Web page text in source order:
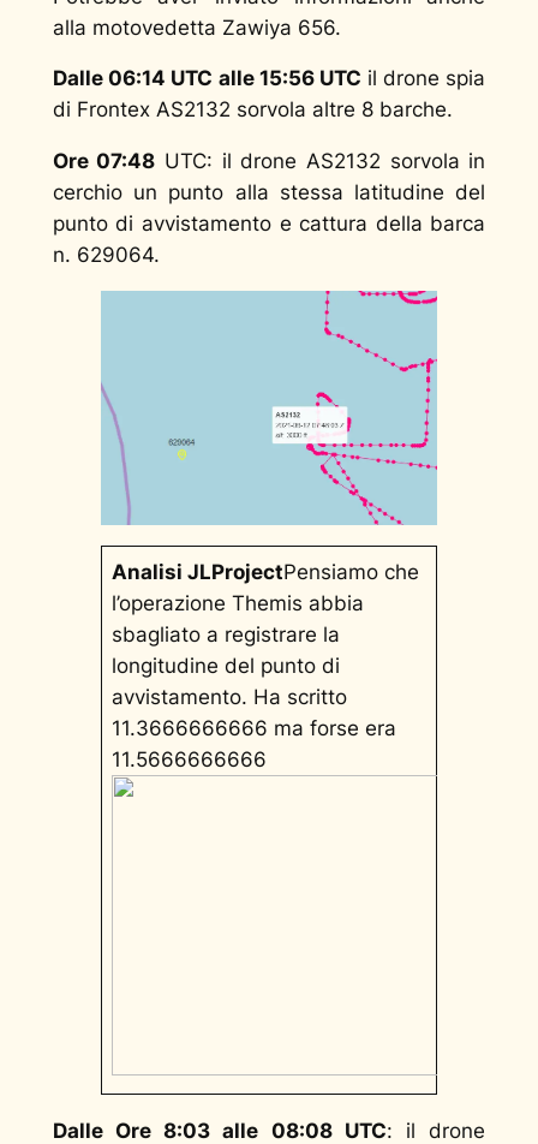
alla motovedetta Zawiya 656.
Dalle 06:14 UTC alle 15:56 UTC il drone spia
di Frontex AS2132 sorvola altre 8 barche.
Ore 07:48 UTC: il drone AS2132 sorvola in
cerchio un punto alla stessa latitudine del
punto di avvistamento e cattura della barca
n. 629064.
Analisi JLProjectPensiamo che
l’operazione Themis abbia
sbagliato a registrare la
longitudine del punto di
avvistamento. Ha scritto
11.3666666666 ma forse era
11.5666666666
Dalle Ore 8:03 alle 08:08 UTC: il drone